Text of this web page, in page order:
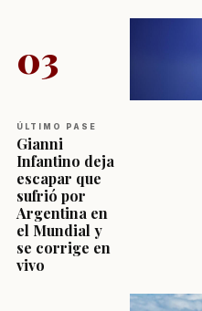
03
ÚLTIMO PASE
Gianni
Infantino deja
escapar que
sufrió por
Argentina en
el Mundial y
se corrige en
vivo